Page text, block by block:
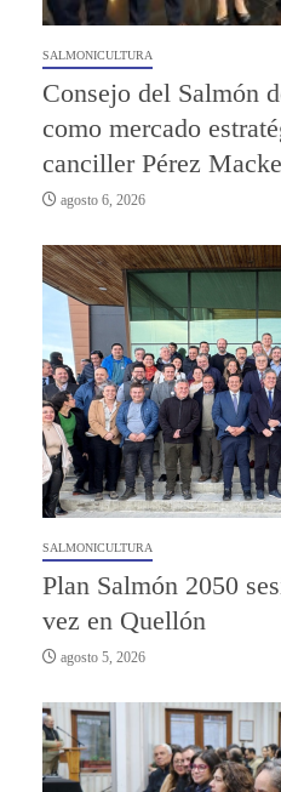
SALMONICULTURA
Consejo del Salmón
como mercado
canciller Pérez
agosto 6, 2026
SALMONICULTURA
Plan Salmón 2050
vez en Quellón
agosto 5, 2026